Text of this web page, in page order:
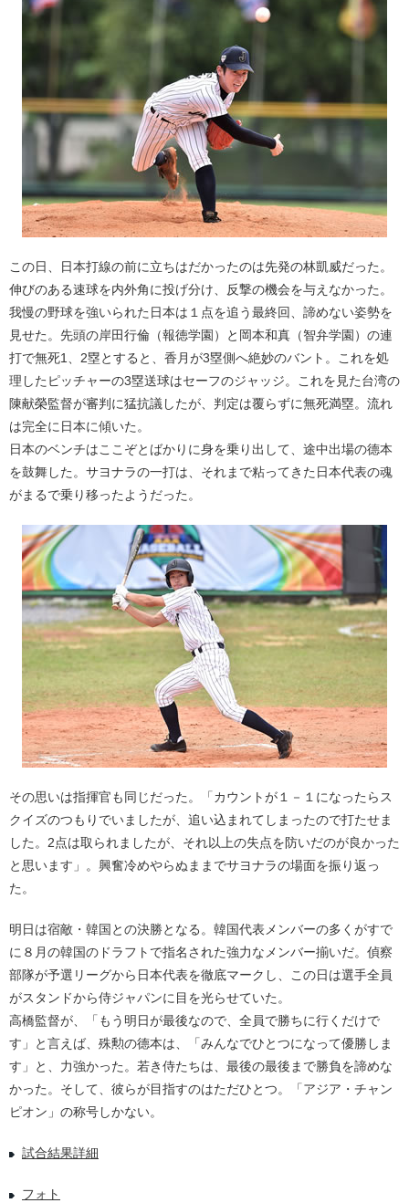
この日、日本打線の前に立ちはだかったのは先発の林凱威だった。
伸びのある速球を内外角に投げ分け、反撃の機会を与えなかった。
我慢の野球を強いられた日本は１点を追う最終回、諦めない姿勢を
見せた。先頭の岸田行倫（報徳学園）と岡本和真（智弁学園）の連
打で無死1、2塁とすると、香月が3塁側へ絶妙のバント。これを処
理したピッチャーの3塁送球はセーフのジャッジ。これを見た台湾の
陳献榮監督が審判に猛抗議したが、判定は覆らずに無死満塁。流れ
は完全に日本に傾いた。
日本のベンチはここぞとばかりに身を乗り出して、途中出場の德本
を鼓舞した。サヨナラの一打は、それまで粘ってきた日本代表の魂
がまるで乗り移ったようだった。
その思いは指揮官も同じだった。「カウントが１－１になったらス
クイズのつもりでいましたが、追い込まれてしまったので打たせま
した。2点は取られましたが、それ以上の失点を防いだのが良かった
と思います」。興奮冷めやらぬままでサヨナラの場面を振り返っ
た。
明日は宿敵・韓国との決勝となる。韓国代表メンバーの多くがすで
に８月の韓国のドラフトで指名された強力なメンバー揃いだ。偵察
部隊が予選リーグから日本代表を徹底マークし、この日は選手全員
がスタンドから侍ジャパンに目を光らせていた。
高橋監督が、「もう明日が最後なので、全員で勝ちに行くだけで
す」と言えば、殊勲の德本は、「みんなでひとつになって優勝しま
す」と、力強かった。若き侍たちは、最後の最後まで勝負を諦めな
かった。そして、彼らが目指すのはただひとつ。「アジア・チャン
ピオン」の称号しかない。
試合結果詳細
フォト